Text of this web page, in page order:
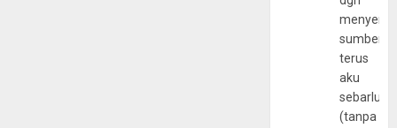
sumber
terus
aku
(tanpa